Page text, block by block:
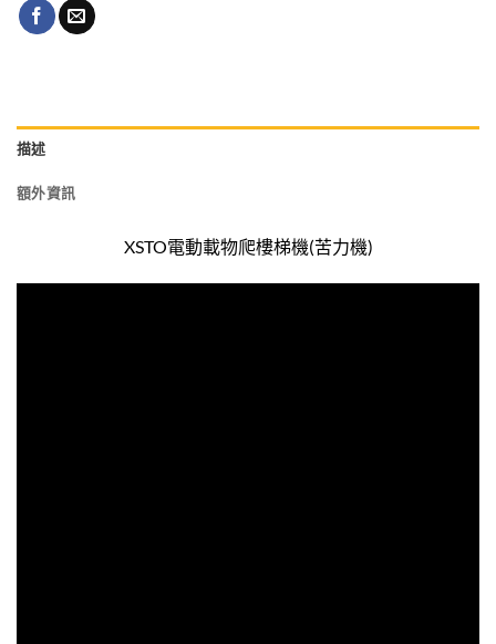
描述
額外資訊
XSTO電動載物爬樓梯機(苦力機)